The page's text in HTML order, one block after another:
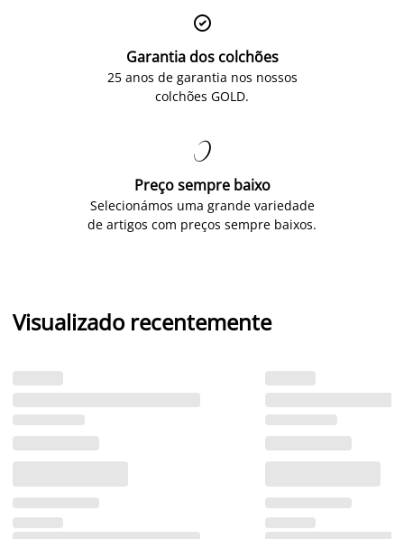

Garantia dos colchões
25 anos de garantia nos nossos
colchões GOLD.

Preço sempre baixo
Selecionámos uma grande variedade
de artigos com preços sempre baixos.
Visualizado recentemente